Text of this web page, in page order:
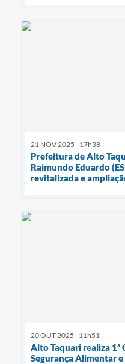
21 NOV 2025 - 17h38
Prefeitura de Alto
Raimundo Eduardo
revitalizada e
20 OUT 2025 - 11h51
Alto Taquari realiza
Segurança Alimentar